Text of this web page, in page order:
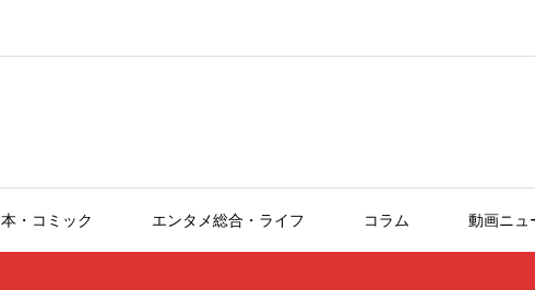
本・コミック エンタメ総合・ライフ コラム 動画ニュ